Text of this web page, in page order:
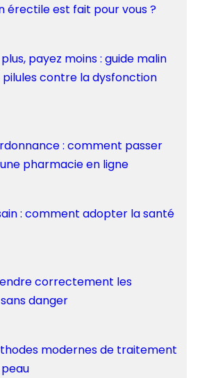
érectile est fait pour vous ?
payez moins : guide malin
contre la dysfonction
: comment passer
pharmacie en ligne
: comment adopter la santé
correctement les
danger
modernes de traitement